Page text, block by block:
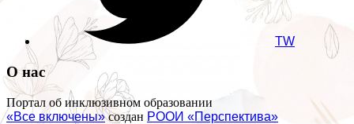
TW
О нас
Портал об инклюзивном образовании
«Все включены»создан РООИ «Перспектива»